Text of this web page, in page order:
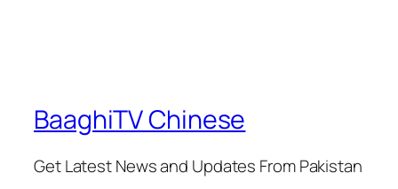
BaaghiTV Chinese
Get Latest News and Updates From Pakistan